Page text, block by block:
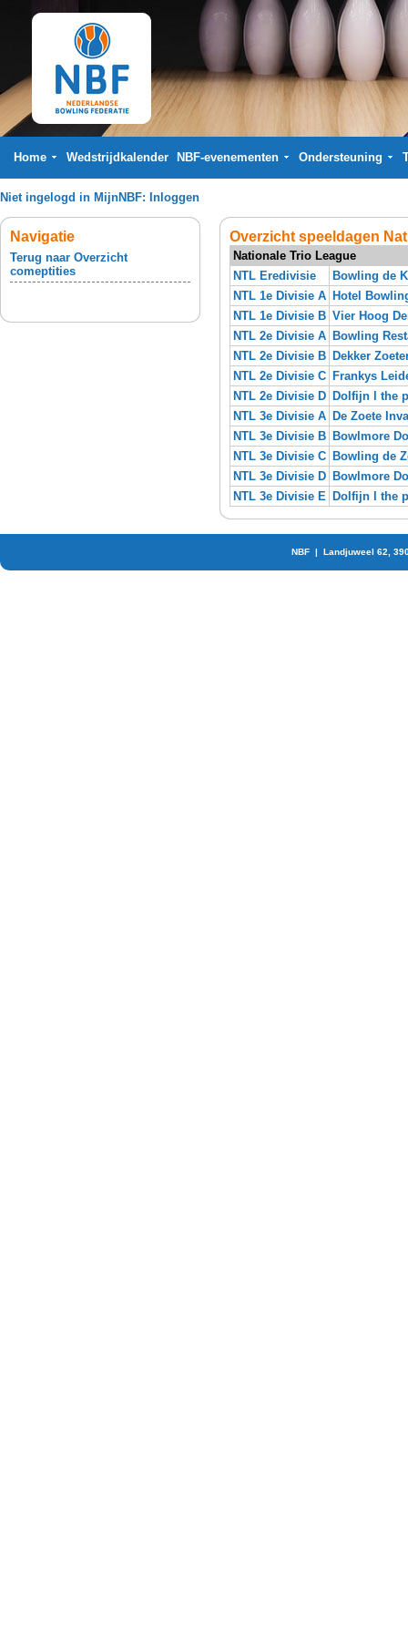
Home Wedstrijdkalender NBF-evenementen Ondersteuning
Niet ingelogd in MijnNBF: Inloggen
Navigatie
Terug naar Overzicht
comeptities
Overzicht speeldagen
Nationale Trio League
NTL Eredivisie
Bowling de
NTL 1e Divisie A Hotel
NTL 1e Divisie B Vier Hoog
NTL 2e Divisie A Bowling
NTL 2e Divisie B Dekker
NTL 2e Divisie C Frankys
NTL 2e Divisie D Dolfijn l the
NTL 3e Divisie A De Zoete
NTL 3e Divisie B Bowlmore
NTL 3e Divisie C Bowling de
NTL 3e Divisie D Bowlmore
NTL 3e Divisie E Dolfijn l the
NBF | Landjuweel 62,